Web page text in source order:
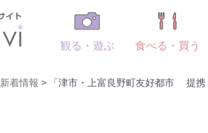
観る・遊ぶ 食べる・買う
新着情報 > 「津市・上富良野町友好都市 提携